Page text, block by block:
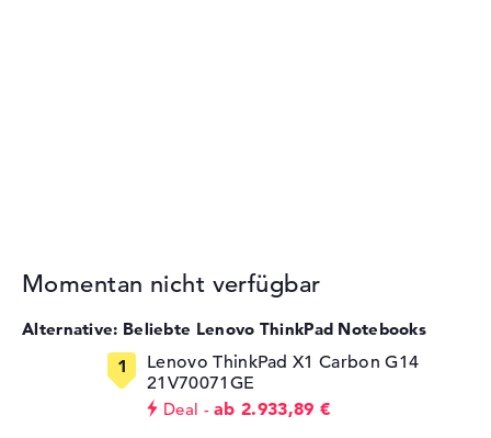
Momentan nicht verfügbar
Alternative: Beliebte Lenovo ThinkPad Notebooks
Lenovo ThinkPad X1 Carbon G14
21V70071GE
Deal
ab 2.933,89 €